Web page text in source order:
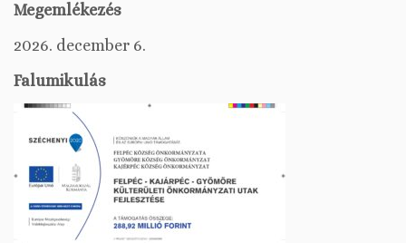
Megemlékezés
2026. december 6.
Falumikulás